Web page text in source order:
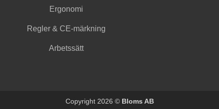
Ergonomi
Regler & CE-märkning
Arbetssätt
Copyright 2026 © Bloms AB